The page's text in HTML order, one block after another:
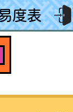
度表